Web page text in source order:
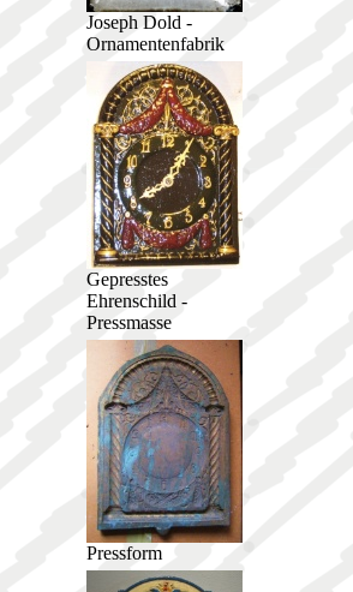
Joseph Dold -
Ornamentenfabrik
Gepresstes
Ehrenschild -
Pressmasse
Pressform